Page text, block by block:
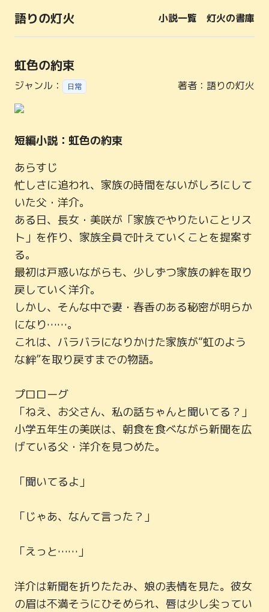
語りの灯火 小説一覧 灯火の書庫
虹色の約束
ジャンル： 日常 著者： 語りの灯火
短編小説：虹色の約束
あらすじ
忙しさに追われ、家族の時間をないがしろにして
いた父・洋介。
ある日、長女・美咲が「家族でやりたいことリス
ト」を作り、家族全員で叶えていくことを提案す
る。
最初は戸惑いながらも、少しずつ家族の絆を取り
戻していく洋介。
しかし、そんな中で妻・春香のある秘密が明らか
になり……。
これは、バラバラになりかけた家族が“虹のよう
な絆”を取り戻すまでの物語。
プロローグ
「ねえ、お父さん、私の話ちゃんと聞いてる？」
小学五年生の美咲は、朝食を食べながら新聞を広
げている父・洋介を見つめた。
「聞いてるよ」
「じゃあ、なんて言った？」
「えっと……」
洋介は新聞を折りたたみ、娘の表情を見た。彼女
の眉は不満そうにひそめられ、唇は少し尖ってい